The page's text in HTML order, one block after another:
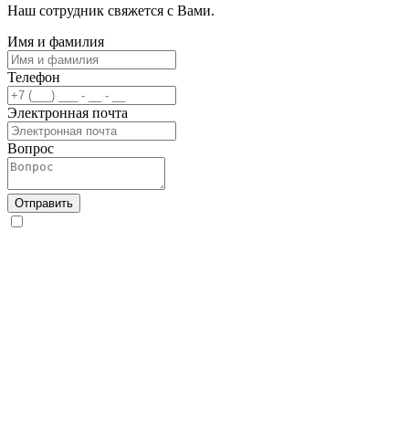
Наш сотрудник свяжется с Вами.
Имя и фамилия
Телефон
Электронная почта
Вопрос
Отправить